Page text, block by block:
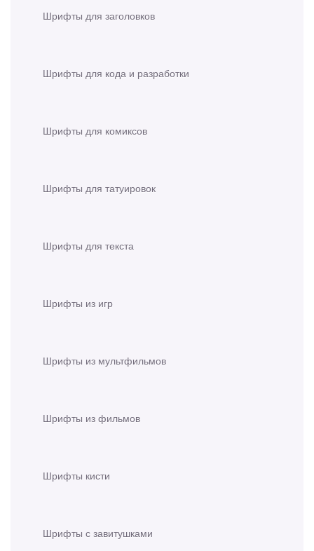
Шрифты для заголовков
Шрифты для кода и разработки
Шрифты для комиксов
Шрифты для татуировок
Шрифты для текста
Шрифты из игр
Шрифты из мультфильмов
Шрифты из фильмов
Шрифты кисти
Шрифты с завитушками